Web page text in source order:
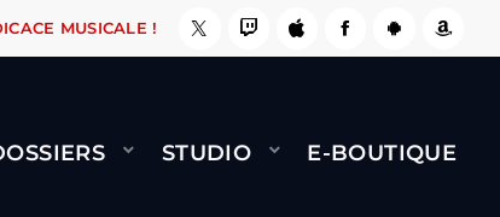
FAIT ! NAMI BERNARD MINET - FLY
MUSICALE !
STUDIO E-BOUTIQUE